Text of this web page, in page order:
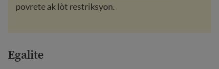
povrete ak lòt restriksyon.
Egalite